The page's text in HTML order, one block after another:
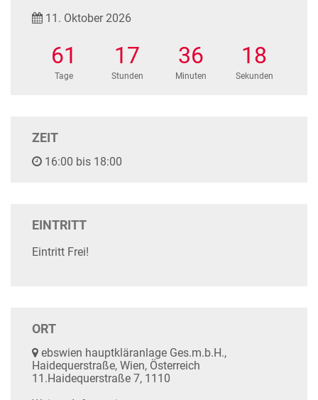
11. Oktober 2026
61
Tage
17
Stunden
36
Minuten
17
Sekunden
ZEIT
16:00 bis 18:00
EINTRITT
Eintritt Frei!
ORT
ebswien hauptkläranlage Ges.m.b.H.,
Haidequerstraße, Wien, Österreich
11.Haidequerstraße 7, 1110